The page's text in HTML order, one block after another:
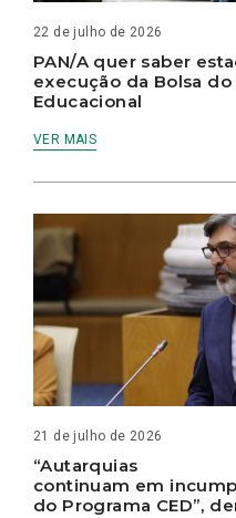
22 de julho de 2026
PAN/A quer saber
execução da Bolsa
Educacional
VER MAIS
21 de julho de 2026
“Autarquias
continuam em
do Programa CED”,